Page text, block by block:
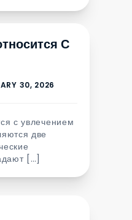
С
с увлечением
две
[…]